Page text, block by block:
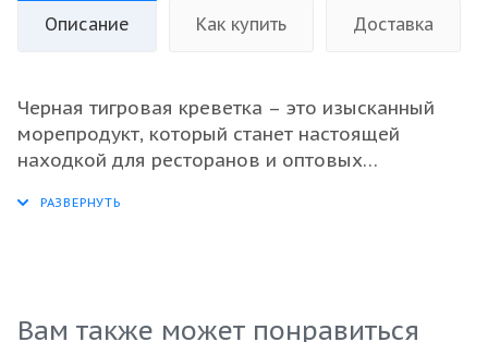
Описание Как купить Доставка
Черная тигровая креветка – это изысканный
морепродукт, который станет настоящей
находкой для ресторанов и оптовых
обладают великолепным вкусом и текстурой,
холодных блюд: салатов, паст, рагу или как
Вам также может понравиться